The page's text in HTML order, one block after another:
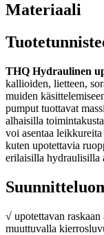
Materiaali
THQ Hydraulinen
kallioiden, lietteen,
muiden
pumput tuottavat
alhaisilla
voi asentaa
kuten upotettavia
erilaisilla hydraulisilla
√ upotettavan
muuttuvalla